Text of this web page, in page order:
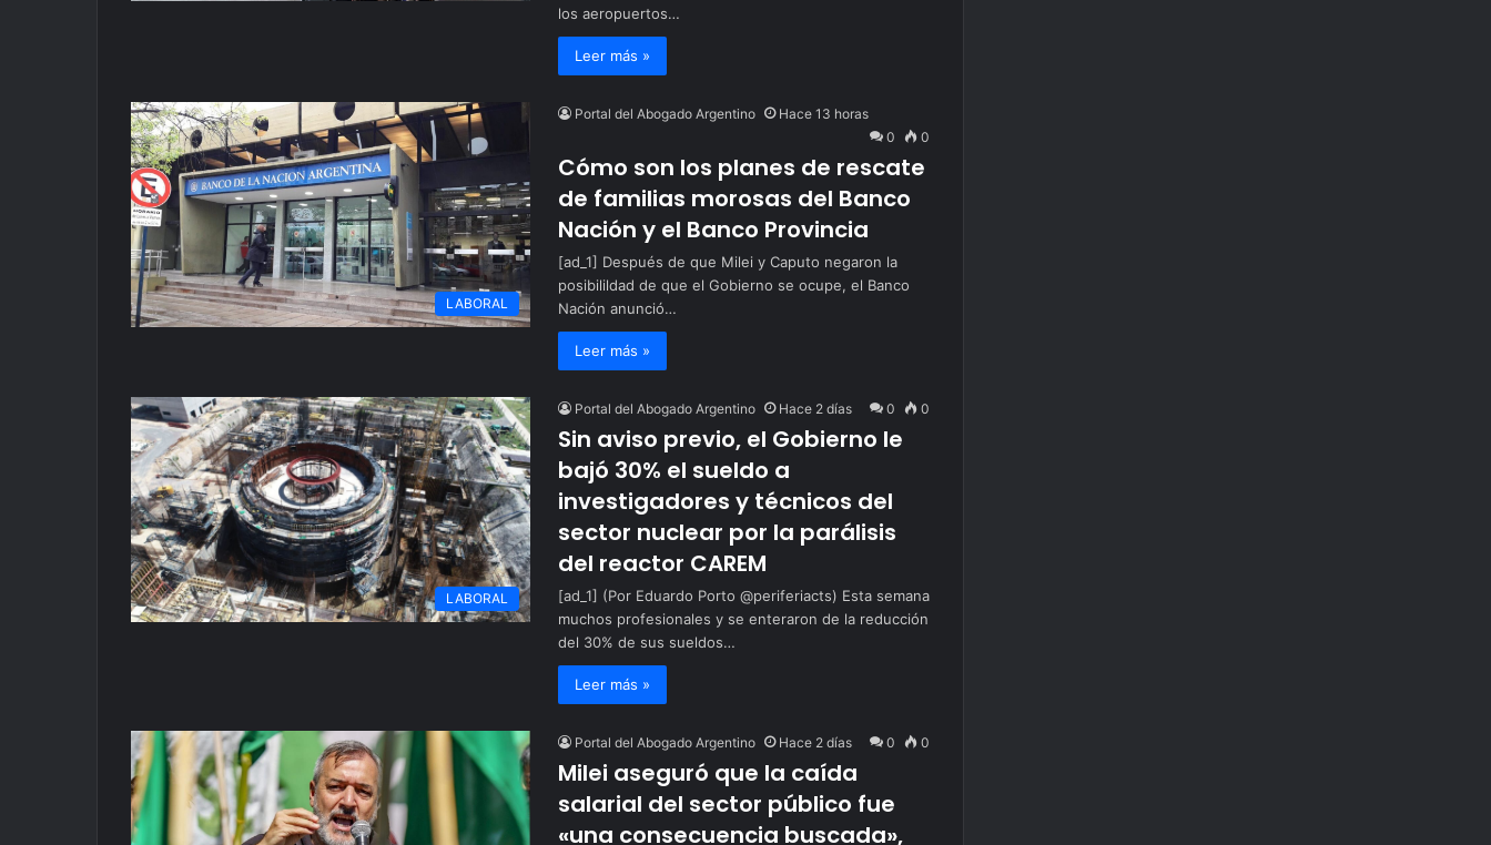
los aeropuertos…
Leer más »
LABORAL
Portal del Abogado Argentino
Hace 13 horas
0
0
Cómo son los planes de rescate
de familias morosas del Banco
Nación y el Banco Provincia
[ad_1] Después de que Milei y Caputo negaron la
posibilildad de que el Gobierno se ocupe, el Banco
Nación anunció…
Leer más »
LABORAL
Portal del Abogado Argentino Hace 2 días 0 0
Sin aviso previo, el Gobierno le
bajó 30% el sueldo a
investigadores y técnicos del
sector nuclear por la parálisis
del reactor CAREM
[ad_1] (Por Eduardo Porto @periferiacts) Esta semana
muchos profesionales y se enteraron de la reducción
del 30% de sus sueldos…
Leer más »
Portal del Abogado Argentino Hace 2 días 0 0
Milei aseguró que la caída
salarial del sector público fue
«una consecuencia buscada»,